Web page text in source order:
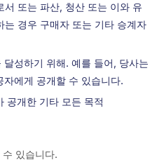
또는 파산, 청산 또는 이와 유
경우 구매자 또는 기타 승계자
성하기 위해. 예를 들어, 당사는
에게 공개할 수 있습니다.
공개한 기타 모든 목적
있습니다.